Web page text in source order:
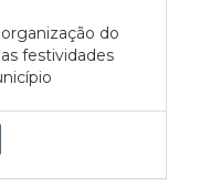
do
festividades